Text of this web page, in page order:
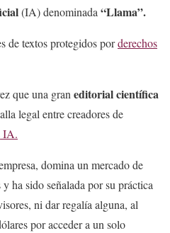
(IA) denominada “Llama”.
de textos protegidos porderechos
que una gran editorial científica
legal entre creadores de
IA.
domina un mercado de
ha sido señalada por su práctica
ni dar regalía alguna, al
por acceder a un solo